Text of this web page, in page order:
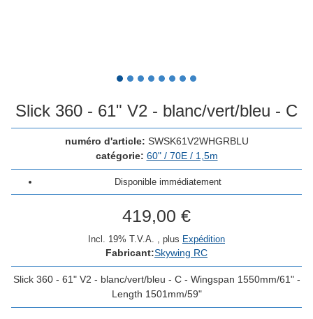
Slick 360 - 61" V2 - blanc/vert/bleu - C
numéro d'article: SWSK61V2WHGRBLU
catégorie: 60" / 70E / 1,5m
Disponible immédiatement
419,00 €
Incl. 19% T.V.A. , plus Expédition
Fabricant:Skywing RC
Slick 360 - 61" V2 - blanc/vert/bleu - C - Wingspan 1550mm/61" -
Length 1501mm/59"